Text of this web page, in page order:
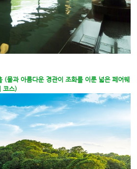
물과 아름다운 경관이 조화를 이룬 넓은 페어웨
코스)